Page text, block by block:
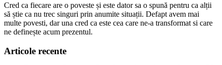
Cred ca fiecare are o poveste și este dator sa o spună pentru ca alții
să știe ca nu trec singuri prin anumite situații. Defapt avem mai
multe povesti, dar una cred ca este cea care ne-a transformat si care
ne definește acum prezentul.
Articole recente